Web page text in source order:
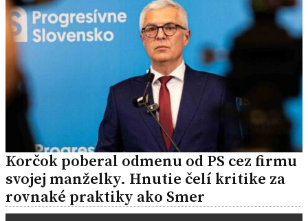
Korčok poberal odmenu od PS cez firmu
svojej manželky. Hnutie čelí kritike za
rovnaké praktiky ako Smer